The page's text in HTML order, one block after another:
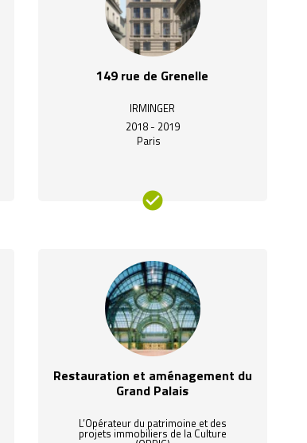
149 rue de Grenelle
IRMINGER
2018 - 2019
Paris
Restauration et aménagement du
Grand Palais
L’Opérateur du patrimoine et des
projets immobiliers de la Culture